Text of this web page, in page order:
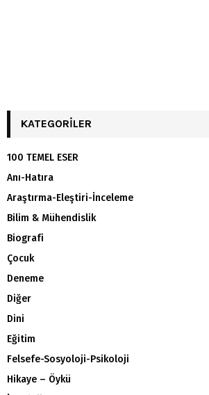
KATEGORILER
100 TEMEL ESER
Anı-Hatıra
Araştırma-Eleştiri-İnceleme
Bilim & Mühendislik
Biografi
Çocuk
Deneme
Diğer
Dini
Eğitim
Felsefe-Sosyoloji-Psikoloji
Hikaye – Öykü